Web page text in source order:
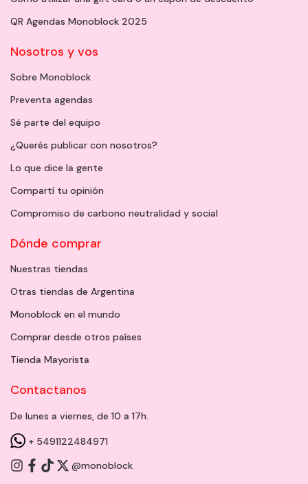
QR Agendas Monoblock 2025
Nosotros y vos
Sobre Monoblock
Preventa agendas
Sé parte del equipo
¿Querés publicar con nosotros?
Lo que dice la gente
Compartí tu opinión
Compromiso de carbono neutralidad y social
Dónde comprar
Nuestras tiendas
Otras tiendas de Argentina
Monoblock en el mundo
Comprar desde otros países
Tienda Mayorista
Contactanos
De lunes a viernes, de 10 a 17h.
+ 5491122484971
@monoblock